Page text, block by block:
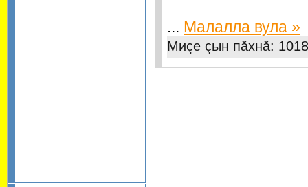
... Малалла вула »
Миçе çын пăхнă: